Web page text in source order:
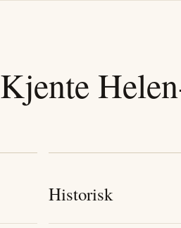
Kjente Helen
Historisk